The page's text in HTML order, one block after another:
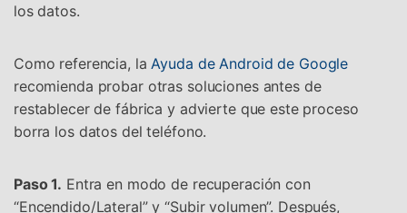
los datos.
Como referencia, la Ayuda de Android de Google
recomienda probar otras soluciones antes de
restablecer de fábrica y advierte que este proceso
borra los datos del teléfono.
Paso 1. Entra en modo de recuperación con
“Encendido/Lateral” y “Subir volumen”. Después,